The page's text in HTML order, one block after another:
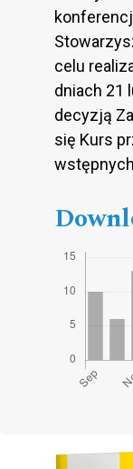
celu
dniach 21
decyzją
się Kurs
Cover